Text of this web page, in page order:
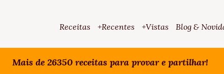
Receitas +Recentes +Vistas Blog &
Mais de 26350 receitas para provar e partilhar!